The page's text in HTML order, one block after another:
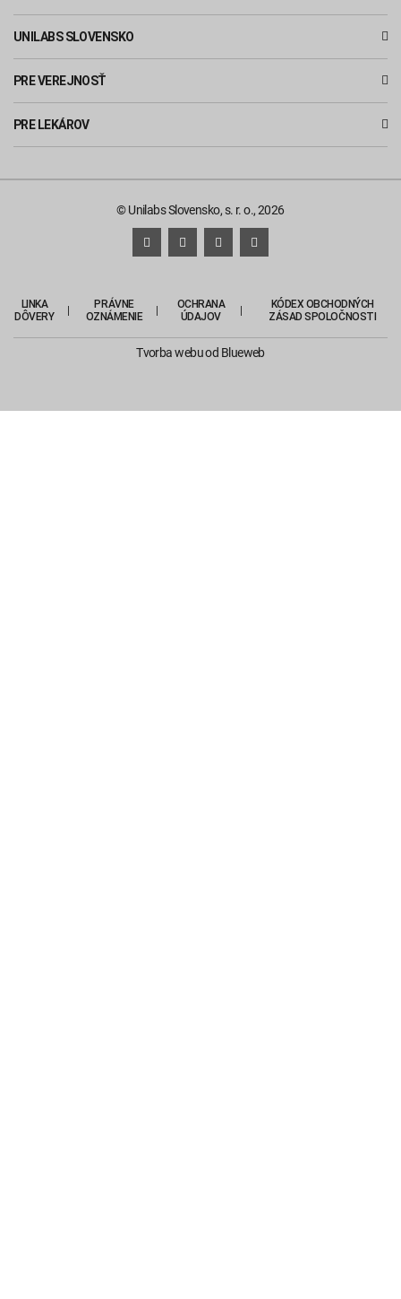
UNILABS SLOVENSKO
PRE VEREJNOSŤ
PRE LEKÁROV
© Unilabs Slovensko, s. r. o., 2026
LINKA
DÔVERY
PRÁVNE
OZNÁMENIE
OCHRANA
ÚDAJOV
KÓDEX OBCHODNÝCH
ZÁSAD SPOLOČNOSTI
Tvorba webuod Blueweb